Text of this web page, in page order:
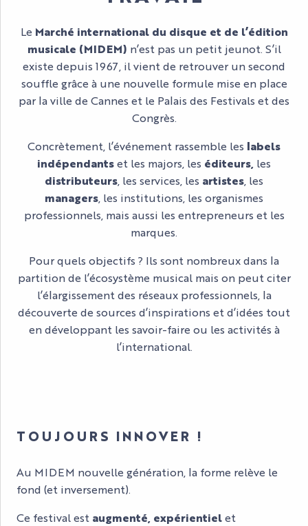
Le Marché international du disque et de l’édition
musicale (MIDEM) n’est pas un petit jeunot. S’il
existe depuis 1967, il vient de retrouver un second
souffle grâce à une nouvelle formule mise en place
par la ville de Cannes et le Palais des Festivals et des
Congrès.
Concrètement, l’événement rassemble les labels
indépendantset les majors, les éditeurs, les
distributeurs , les services, les artistes , les
managers , les institutions, les organismes
professionnels, mais aussi les entrepreneurs et les
marques.
Pour quels objectifs ? Ils sont nombreux dans la
partition de l’écosystème musical mais on peut citer
l’élargissement des réseaux professionnels, la
découverte de sources d’inspirations et d’idées tout
en développant les savoir-faire ou les activités à
l’international.
TOUJOURS INNOVER !
Au MIDEM nouvelle génération, la forme relève le
fond (et inversement).
Ce festival est augmenté, expérientielet